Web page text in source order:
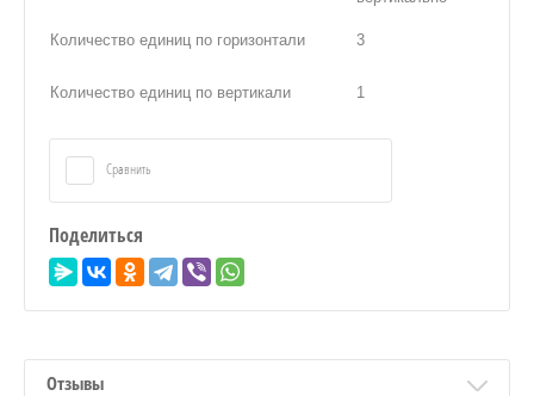
Количество единиц по горизонтали 3
Количество единиц по вертикали 1
Сравнить
Поделиться
Отзывы